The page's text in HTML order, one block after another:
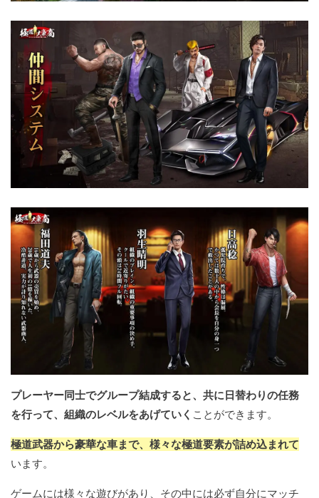
プレーヤー同士でグループ結成すると、共に日替わりの任務
を行って、組織のレベルをあげていく ことができます。
極道武器から豪華な車まで、様々な極道要素が詰め込まれて
います。
ゲームには様々な遊びがあり、その中には必ず自分にマッチ